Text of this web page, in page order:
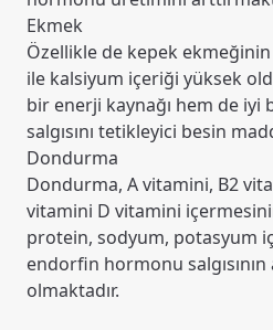
Ekmek
Özellikle de kepek
ile kalsiyum içeriği yüksek
bir enerji kaynağı hem de
salgısını tetikleyici besin
Dondurma
Dondurma, A vitamini, B2
vitamini D vitamini
protein, sodyum, potasyum
endorfin hormonu salgısının
olmaktadır.